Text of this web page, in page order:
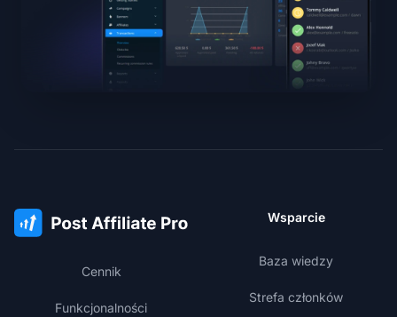
Cennik
Funkcjonalności
Wsparcie
Baza wiedzy
Strefa członków